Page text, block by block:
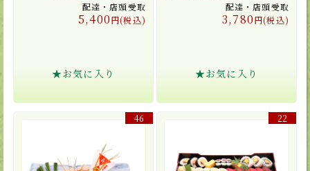
配達・店頭受取
5,400円(税込)
★お気に入り
配達・店頭受取
3,780円(税込)
★お気に入り
46 22